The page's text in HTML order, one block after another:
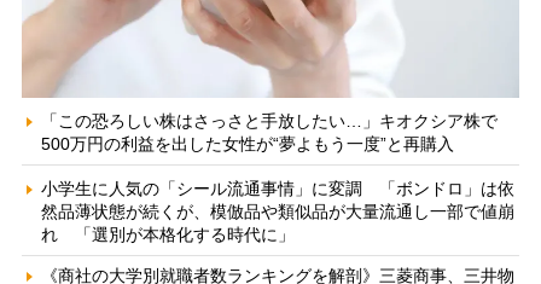
「この恐ろしい株はさっさと手放したい…」キオクシア株で
500万円の利益を出した女性が“夢よもう一度”と再購入
小学生に人気の「シール流通事情」に変調 「ボンドロ」は依
然品薄状態が続くが、模倣品や類似品が大量流通し一部で値崩
れ 「選別が本格化する時代に」
《商社の大学別就職者数ランキングを解剖》三菱商事、三井物